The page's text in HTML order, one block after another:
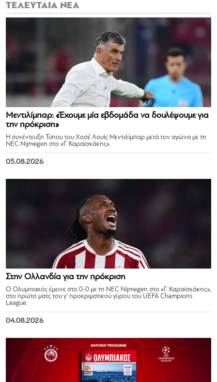
ΤΕΛΕΥΤΑΙΑ ΝΕΑ
Μεντιλίμπαρ: «Έχουμε μία εβδομάδα να δουλέψουμε για
την πρόκριση»
Η συνέντευξη Τύπου του Χοσέ Λουίς Μεντιλίμπαρ μετά τον αγώνα με τη
NEC Nijmegen στο «Γ. Καραϊσκάκης».
05.08.2026
Στην Ολλανδία για την πρόκριση
Ο Ολυμπιακός έμεινε στο 0-0 με τη NEC Nijmegen στο «Γ. Καραϊσκάκης»,
στο πρώτο ματς του γ’ προκριματικού γύρου του UEFA Champions
League.
04.08.2026